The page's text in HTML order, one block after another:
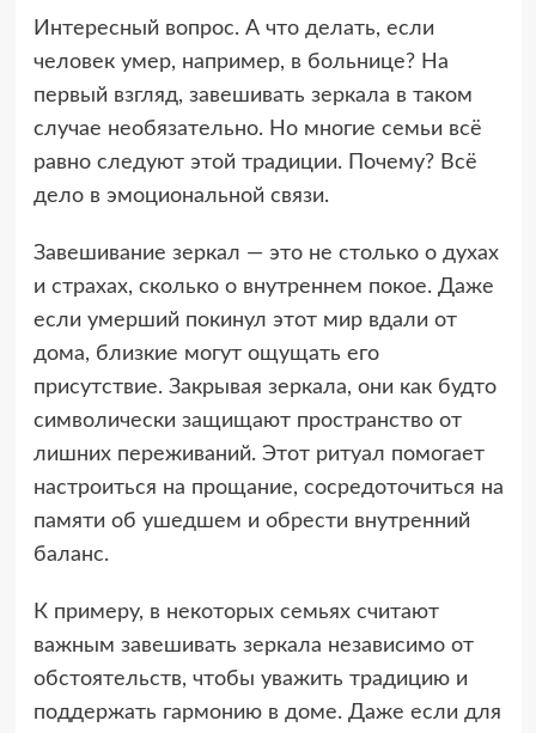
Интересный вопрос. А что делать, если
человек умер, например, в больнице? На
первый взгляд, завешивать зеркала в таком
случае необязательно. Но многие семьи всё
равно следуют этой традиции. Почему? Всё
дело в эмоциональной связи.
Завешивание зеркал — это не столько о духах
и страхах, сколько о внутреннем покое. Даже
если умерший покинул этот мир вдали от
дома, близкие могут ощущать его
присутствие. Закрывая зеркала, они как будто
символически защищают пространство от
лишних переживаний. Этот ритуал помогает
настроиться на прощание, сосредоточиться на
памяти об ушедшем и обрести внутренний
баланс.
К примеру, в некоторых семьях считают
важным завешивать зеркала независимо от
обстоятельств, чтобы уважить традицию и
поддержать гармонию в доме. Даже если для